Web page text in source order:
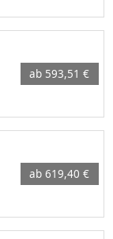
ab 593,51 €
ab 619,40 €